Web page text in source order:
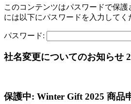
このコンテンツはパスワードで保
には以下にパスワードを入力してく
パスワード:
社名変更についてのお知らせ
保護中: Winter Gift 2025 商品